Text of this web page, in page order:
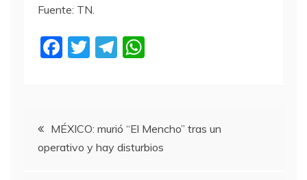
Fuente: TN.
F
b
o
T
T
a
m
A
p
Navegación
de
MÉXICO: murió “El Mencho” tras un
operativo y hay disturbios